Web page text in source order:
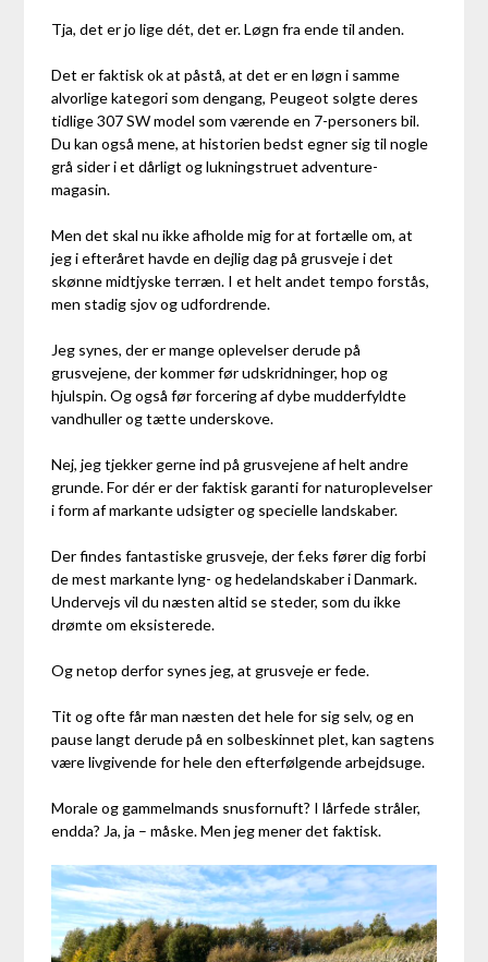
Tja, det er jo lige dét, det er. Løgn fra ende til anden.
Det er faktisk ok at påstå, at det er en løgn i samme
alvorlige kategori som dengang, Peugeot solgte deres
tidlige 307 SW model som værende en 7-personers bil.
Du kan også mene, at historien bedst egner sig til nogle
grå sider i et dårligt og lukningstruet adventure-
magasin.
Men det skal nu ikke afholde mig for at fortælle om, at
jeg i efteråret havde en dejlig dag på grusveje i det
skønne midtjyske terræn. I et helt andet tempo forstås,
men stadig sjov og udfordrende.
Jeg synes, der er mange oplevelser derude på
grusvejene, der kommer før udskridninger, hop og
hjulspin. Og også før forcering af dybe mudderfyldte
vandhuller og tætte underskove.
Nej, jeg tjekker gerne ind på grusvejene af helt andre
grunde. For dér er der faktisk garanti for naturoplevelser
i form af markante udsigter og specielle landskaber.
Der findes fantastiske grusveje, der f.eks fører dig forbi
de mest markante lyng- og hedelandskaber i Danmark.
Undervejs vil du næsten altid se steder, som du ikke
drømte om eksisterede.
Og netop derfor synes jeg, at grusveje er fede.
Tit og ofte får man næsten det hele for sig selv, og en
pause langt derude på en solbeskinnet plet, kan sagtens
være livgivende for hele den efterfølgende arbejdsuge.
Morale og gammelmands snusfornuft? I lårfede stråler,
endda? Ja, ja – måske. Men jeg mener det faktisk.